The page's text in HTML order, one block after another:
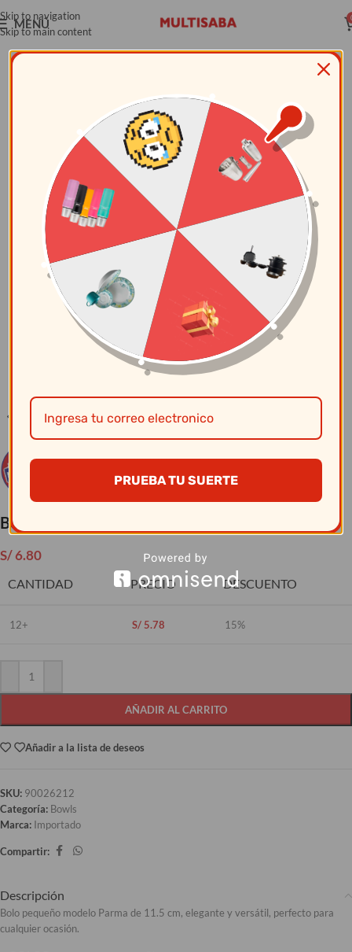
Skip to navigation
Skip to main content
MENÚ
Bolo Pequeño Parma Bormioli
S/6.80
CANTIDAD PRECIO DESCUENTO
12+ S/ 5.78 15%
AÑADIR AL CARRITO
Añadir a la lista de deseos
SKU: 90026212
Categoría: Bowls
Marca: Importado
Compartir:
Descripción
Bolo pequeño modelo Parma de 11.5 cm, elegante y versátil, perfecto para
cualquier ocasión.
PRUEBA TU SUERTE